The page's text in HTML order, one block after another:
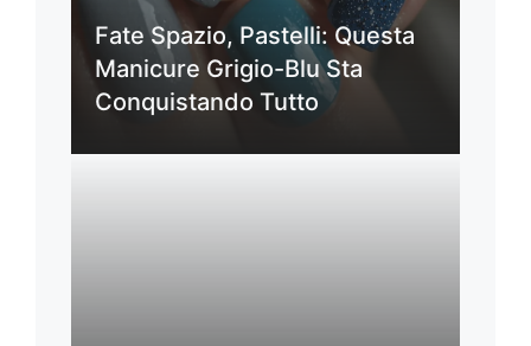
Fate Spazio, Pastelli: Questa
Manicure Grigio-Blu Sta
Conquistando Tutto